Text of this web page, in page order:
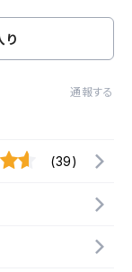
り
通報する
(39)